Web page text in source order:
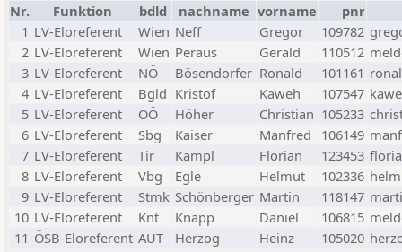
Nr. Funktion bdld nachname vorname
pnr
1 LV-Eloreferent Wien Neff Gregor 109782
2 LV-Eloreferent Wien Peraus Gerald 110512
3 LV-Eloreferent NÖ Bösendorfer Ronald 101161
4 LV-Eloreferent Bgld Kristof Kaweh 107547
5 LV-Eloreferent OÖ Höher Christian 105233
6 LV-Eloreferent Sbg Kaiser Manfred 106149
7 LV-Eloreferent Tir Kampl Florian 123453
8 LV-Eloreferent Vbg Egle Helmut 102336
9 LV-Eloreferent Stmk Schönberger Martin 118147
10 LV-Eloreferent Knt Knapp Daniel 106815
11 ÖSB-Eloreferent AUT Herzog Heinz 105020